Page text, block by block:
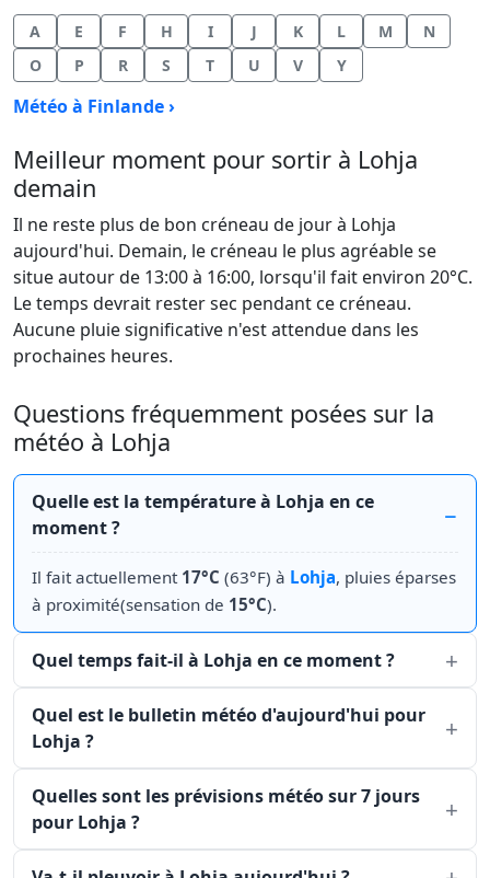
A E F H I J K L M
N
O
P R S T U V Y
Météo à Finlande ›
Meilleur moment pour sortir à Lohja
demain
Il ne reste plus de bon créneau de jour à Lohja
aujourd'hui. Demain, le créneau le plus agréable se
situe autour de 13:00 à 16:00, lorsqu'il fait environ 20°C.
Le temps devrait rester sec pendant ce créneau.
Aucune pluie significative n'est attendue dans les
prochaines heures.
Questions fréquemment posées sur la
météo à Lohja
Quelle est la température à Lohja en ce
moment ?
Il fait actuellement 17°C (63°F) à Lohja, pluies éparses
à proximité(sensation de 15°C).
Quel temps fait-il à Lohja en ce moment ?
Quel est le bulletin météo d'aujourd'hui pour
Lohja ?
Quelles sont les prévisions météo sur 7 jours
pour Lohja ?